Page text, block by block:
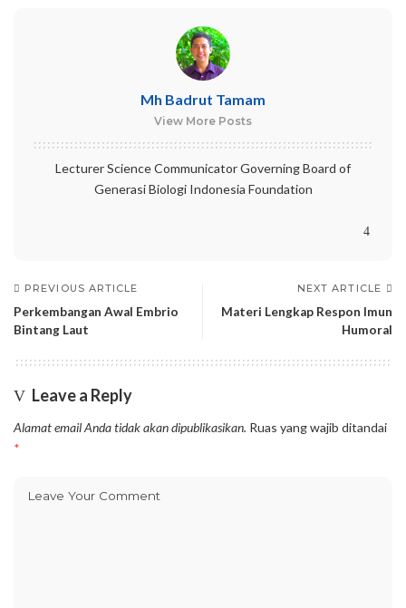
Mh Badrut Tamam
View More Posts
Lecturer Science Communicator Governing Board of
Generasi Biologi Indonesia Foundation
PREVIOUS ARTICLE
Perkembangan Awal Embrio
Bintang Laut
NEXT ARTICLE
Materi Lengkap Respon Imun
Humoral
Leave a Reply
Alamat email Anda tidak akan dipublikasikan. Ruas yang wajib ditandai
*